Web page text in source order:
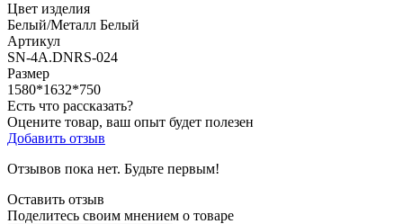
Цвет изделия
Белый/Металл Белый
Артикул
SN-4A.DNRS-024
Размер
1580*1632*750
Есть что рассказать?
Оцените товар, ваш опыт будет полезен
Добавить отзыв
Отзывов пока нет. Будьте первым!
Оставить отзыв
Поделитесь своим мнением о товаре